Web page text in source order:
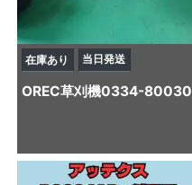
在庫あり 当日発送
OREC草刈機0334-80030